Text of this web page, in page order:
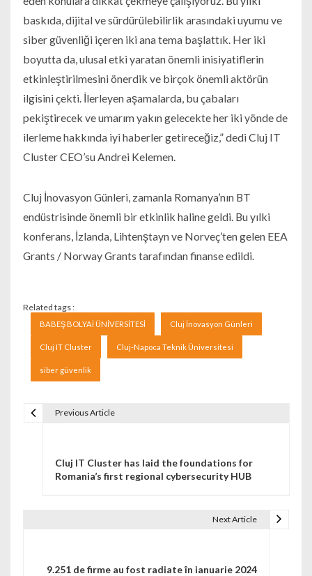
baskıda, dijital ve sürdürülebilirlik arasındaki uyumu ve
siber güvenliği içeren iki ana tema başlattık. Her iki
boyutta da, ulusal etki yaratan önemli inisiyatiflerin
etkinleştirilmesini önerdik ve birçok önemli aktörün
ilgisini çekti. İlerleyen aşamalarda, bu çabaları
pekiştirecek ve umarım yakın gelecekte her iki yönde de
ilerleme hakkında iyi haberler getireceğiz,” dedi Cluj IT
Cluster CEO’su Andrei Kelemen.
Cluj İnovasyon Günleri, zamanla Romanya’nın BT
endüstrisinde önemli bir etkinlik haline geldi. Bu yılki
konferans, İzlanda, Lihtenştayn ve Norveç’ten gelen EEA
Grants / Norway Grants tarafından finanse edildi.
Related tags :
BABEŞ BOLYAİ ÜNİVERSİTESİ Cluj İnovasyon Günleri
Cluj IT Cluster Cluj-Napoca Teknik Üniversitesi
siber güvenlik
Previous Article
Cluj IT Cluster has laid the foundations for
Romania’s first regional cybersecurity HUB
Next Article
9.251 de firme au fost radiate în ianuarie 2024